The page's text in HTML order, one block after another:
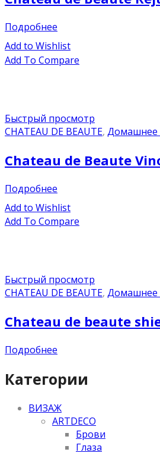
Подробнее
Add to Wishlist
Add To Compare
Быстрый просмотр
CHATEAU DE BEAUTE, Домашнее
Chateau de Beaute
Подробнее
Add to Wishlist
Add To Compare
Быстрый просмотр
CHATEAU DE BEAUTE, Домашнее
Chateau de beaute
Подробнее
Категории
ВИЗАЖ
ARTDECO
Брови
Глаза